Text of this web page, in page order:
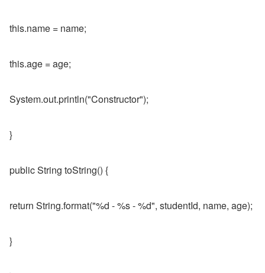
this.name = name;
this.age = age;
System.out.println("Constructor");
}
public String toString() {
return String.format("%d - %s - %d", studentId, name, age);
}